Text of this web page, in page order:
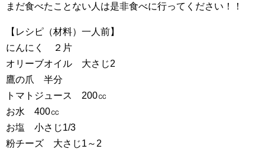
まだ食べたことない人は是非食べに行ってください！！
【レシピ（材料）一人前】
にんにく ２片
オリーブオイル 大さじ2
鷹の爪 半分
トマトジュース 200㏄
お水 400㏄
お塩 小さじ1/3
粉チーズ 大さじ1～2